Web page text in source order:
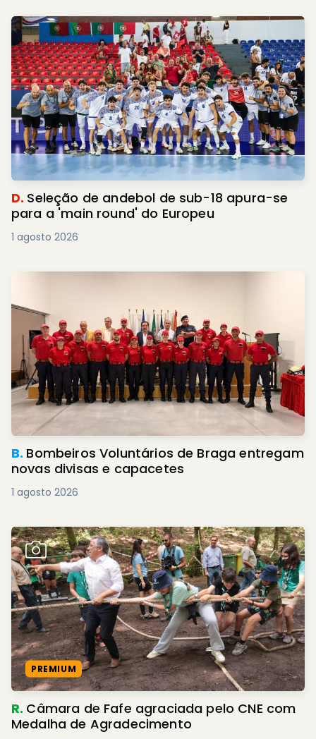
D. Seleção de andebol de sub-18 apura-se
para a 'main round' do Europeu
1 agosto 2026
B. Bombeiros Voluntários de Braga entregam
novas divisas e capacetes
1 agosto 2026
PREMIUM
R. Câmara de Fafe agraciada pelo CNE com
Medalha de Agradecimento